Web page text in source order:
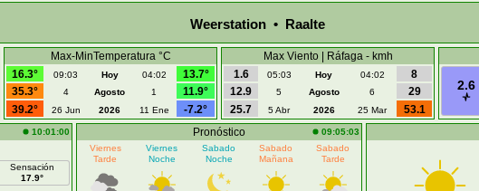
Weerstation • Raalte
Max-MinTemperatura °C
16.3°
09:03 Hoy 04:02
13.7°
35.3°
4 Agosto 1
11.9°
39.2°
26 Jun 2026 11 Ene -7.2°
Max Viento | Ráfaga - kmh
1.6
05:03 Hoy 04:02
8
12.9
5 Agosto 6
29
25.7
5 Abr 2026 25 Mar 53.1
2.6
10:01:00
Sensación
17.9°
Pronóstico
09:05:03
Viernes
Tarde
Viernes
Noche
Sabado
Noche
Sabado
Mañana
Sabado
Tarde